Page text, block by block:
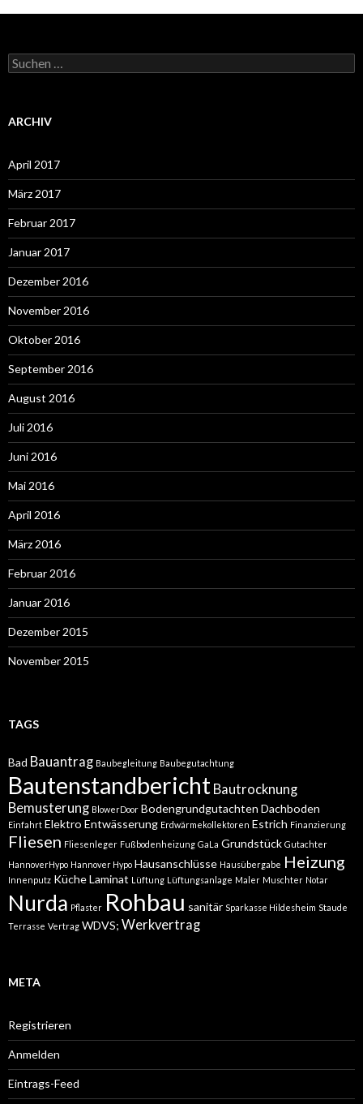
Suchen
nach:
ARCHIV
April 2017
März 2017
Februar 2017
Januar 2017
Dezember 2016
November 2016
Oktober 2016
September 2016
August 2016
Juli 2016
Juni 2016
Mai 2016
April 2016
März 2016
Februar 2016
Januar 2016
Dezember 2015
November 2015
TAGS
Bad Bauantrag Baubegleitung Baubegutachtung
Bautenstandbericht Bautrocknung
Bemusterung BlowerDoor Bodengrundgutachten Dachboden
Einfahrt Elektro Entwässerung Erdwärmekollektoren Estrich Finanzierung
Fliesen Fliesenleger Fußbodenheizung GaLa Grundstück Gutachter
HannoverHypo Hannover Hypo Hausanschlüsse Hausübergabe Heizung
Innenputz KücheLaminat Lüftung Lüftungsanlage Maler Muschter Notar
Nurda Pflaster Rohbau sanitär Sparkasse Hildesheim Staude
Terrasse Vertrag WDVS; Werkvertrag
META
Registrieren
Anmelden
Eintrags-Feed